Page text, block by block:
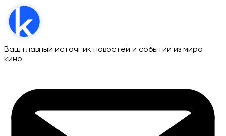
Ваш главный источник новостей и событий из мира
кино